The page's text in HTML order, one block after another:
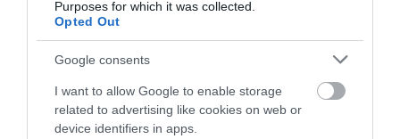
Purposes for which it was collected.
Opted Out
Google consents
I want to allow Google to enable storage
related to advertising like cookies on web or
device identifiers in apps.
και βίντεο
06.08.2026 | 22:04
κόσμου η μεγάλη γιορτή στους
Ωρεούς – Παρών ο Θανάσης
Ζεμπίλης